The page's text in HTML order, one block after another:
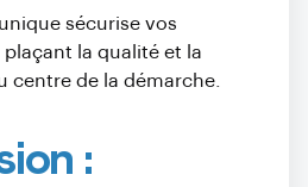
sécurise vos
la qualité et la
centre de la démarche.
: